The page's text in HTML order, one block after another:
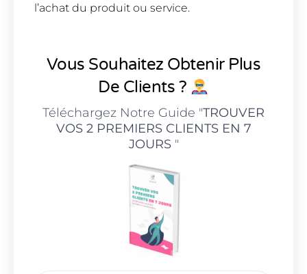
l’achat du produit ou service.
Vous Souhaitez Obtenir Plus
De Clients ?
Téléchargez Notre Guide "TROUVER
VOS 2 PREMIERS CLIENTS EN 7
JOURS"